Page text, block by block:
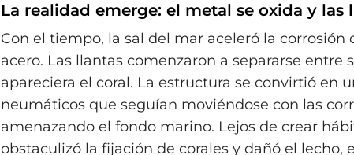
La realidad emerge: el metal se oxida y las
Con el tiempo, la sal del mar aceleró la corrosión
acero. Las llantas comenzaron a separarse entre
apareciera el coral. La estructura se convirtió en
neumáticos que seguían moviéndose con las
amenazando el fondo marino. Lejos de crear
obstaculizó la fijación de corales y dañó el lecho,